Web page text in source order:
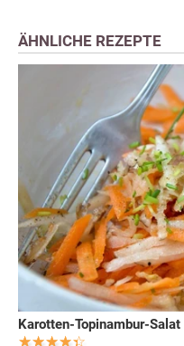
ÄHNLICHE REZEPTE
Karotten-Topinambur-Salat